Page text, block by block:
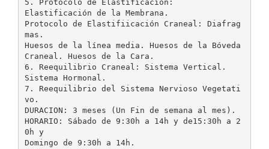
5. Protocolo de Elastificación:
Elastificación de la Membrana.
Protocolo de Elastifiicación Craneal: Diafrag
mas.
Huesos de la línea media. Huesos de la Bóveda
Craneal. Huesos de la Cara.
6. Reequilibrio Craneal: Sistema Vertical.
Sistema Hormonal.
7. Reequilibrio del Sistema Nervioso Vegetati
vo.
DURACION: 3 meses (Un Fin de semana al mes).
HORARIO: Sábado de 9:30h a 14h y de15:30h a 2
0h y
Domingo de 9:30h a 14h.